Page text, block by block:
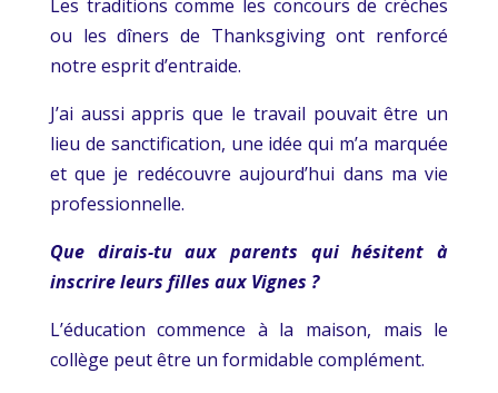
Les traditions comme les concours de crèches
ou les dîners de Thanksgiving ont renforcé
notre esprit d’entraide.
J’ai aussi appris que le travail pouvait être un
lieu de sanctification, une idée qui m’a marquée
et que je redécouvre aujourd’hui dans ma vie
professionnelle.
Que dirais-tu aux parents qui hésitent à
inscrire leurs filles aux Vignes ?
L’éducation commence à la maison, mais le
collège peut être un formidable complément.